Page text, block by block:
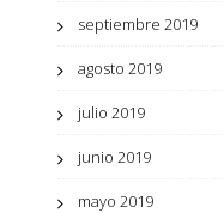
septiembre 2019
agosto 2019
julio 2019
junio 2019
mayo 2019